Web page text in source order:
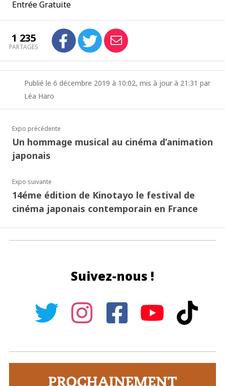
Entrée Gratuite
1 235
PARTAGES
Publié le 6 décembre 2019 à 10:02, mis à jour à 21:31 par
Léa Haro
Expo précédente
Un hommage musical au cinéma d’animation
japonais
Expo suivante
14éme édition de Kinotayo le festival de
cinéma japonais contemporain en France
Suivez-nous !